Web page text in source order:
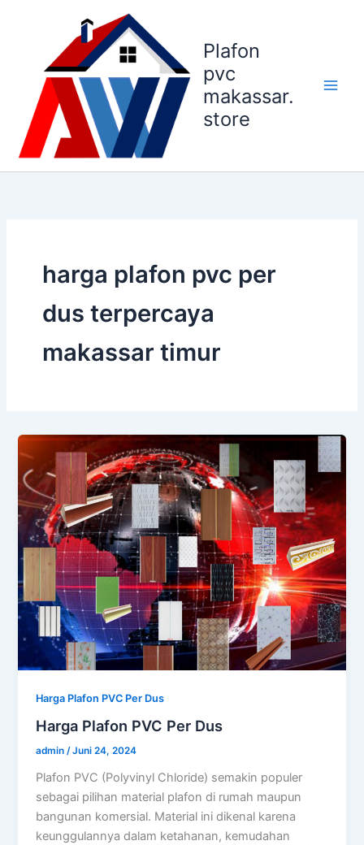
Plafon
pvc
makassar.
store
harga plafon pvc per
dus terpercaya
makassar timur
Harga Plafon PVC Per Dus
Harga Plafon PVC Per Dus
admin/Juni 24, 2024
Plafon PVC (Polyvinyl Chloride) semakin populer
sebagai pilihan material plafon di rumah maupun
bangunan komersial. Material ini dikenal karena
keunggulannya dalam ketahanan, kemudahan